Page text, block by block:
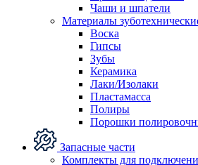
Чаши и шпатели
Материалы
Воска
Гипсы
Зубы
Керамика
Лаки/Изолаки
Пластамасса
Полиры
Порошки
Запасные части
Комплекты для